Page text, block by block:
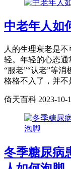
中老年人如
人的生理衰老是
轻。年轻的心态
“服老”“认老”等
格格不入了，并不
倚天百科 2023-10-
冬季糖尿病